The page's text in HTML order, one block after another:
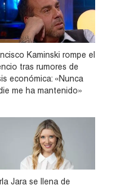
Kaminski rompe el
tras rumores de
económica: «Nunca
me ha mantenido»
Jara se llena de